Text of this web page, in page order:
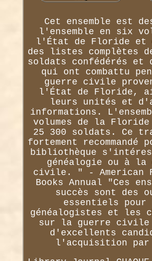
Cet ensemble est
l'ensemble en six
l'État de Floride et
des listes complètes
soldats confédérés et
qui ont combattu
guerre civile
l'État de Floride,
leurs unités et
informations.
volumes de la Floride
25 300 soldats. Ce
fortement recommandé
bibliothèque
généalogie ou à la
civile. " - American
Books Annual "Ces
succès sont des
essentiels pour
généalogistes et les
sur la guerre civile
d'excellents
l'acquisition par